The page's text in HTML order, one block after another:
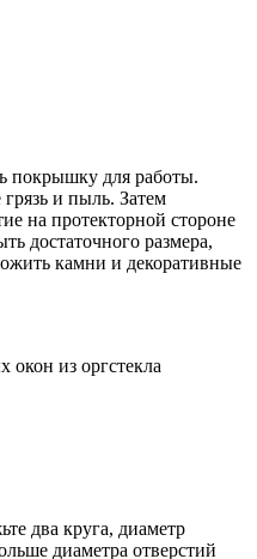
покрышку для работы.
и пыль. Затем
на протекторной стороне
достаточного размера,
камни и декоративные
окон из оргстекла
два круга, диаметр
диаметра отверстий